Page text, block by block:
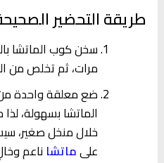
طريقة التحضير
سخن كوب الماتشا
مرات، ثم تخلص من
ضع معلقة واحدة من
الماتشا بسهولة،
خلال منخل صغير،
علىماتشا ناعم